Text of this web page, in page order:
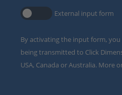
External input form
By activating the input form,
being transmitted to Click
USA, Canada or Australia. More